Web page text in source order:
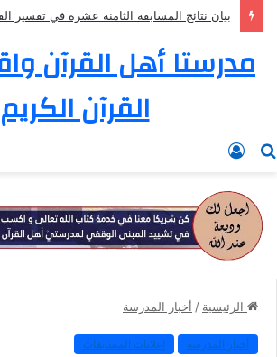
بيان نتائج المسابقة الثامنة عشرة في تفسير
مدرستا أهل القرآن
القرآن الكريم
بحث
الرئيسية / أخبار المدرسة
أخبار المدرسة إعلانات المسابقات